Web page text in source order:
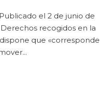
el 2 de junio de
recogidos en la
que «corresponde